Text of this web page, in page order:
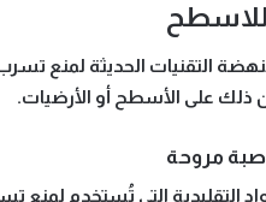
التقنيات الحديثة لمنع
ذلك على الأسطح أو الأرضيات.
صبة مروحة
التقليدية التي تُستخدم لمنع